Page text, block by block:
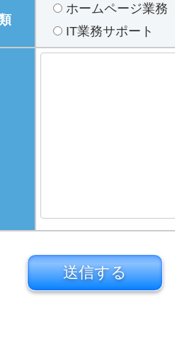
ホームページ業務
IT業務サポート